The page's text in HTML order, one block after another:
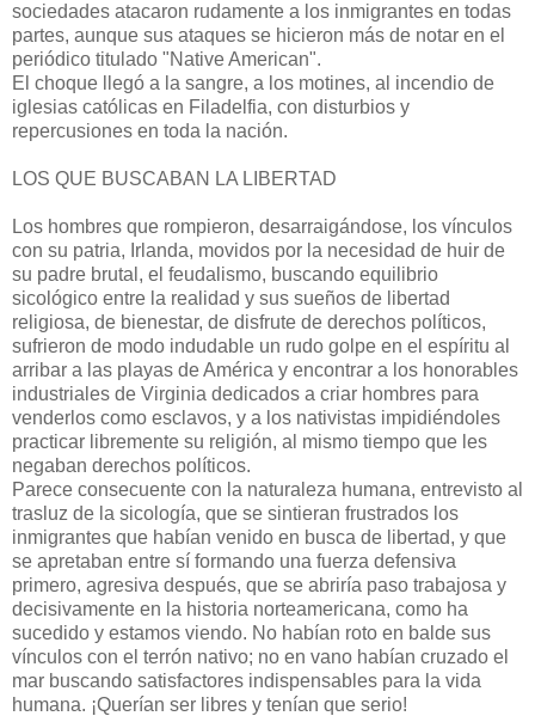
sociedades atacaron rudamente a los inmigrantes en todas
partes, aunque sus ataques se hicieron más de notar en el
periódico titulado "Native American".
El choque llegó a la sangre, a los motines, al incendio de
iglesias católicas en Filadelfia, con disturbios y
repercusiones en toda la nación.
LOS QUE BUSCABAN LA LIBERTAD
Los hombres que rompieron, desarraigándose, los vínculos
con su patria, Irlanda, movidos por la necesidad de huir de
su padre brutal, el feudalismo, buscando equilibrio
sicológico entre la realidad y sus sueños de libertad
religiosa, de bienestar, de disfrute de derechos políticos,
sufrieron de modo indudable un rudo golpe en el espíritu al
arribar a las playas de América y encontrar a los honorables
industriales de Virginia dedicados a criar hombres para
venderlos como esclavos, y a los nativistas impidiéndo­les
practicar libremente su religión, al mismo tiempo que les
negaban derechos políticos.
Parece consecuente con la naturaleza humana, entrevisto al
trasluz de la sicología, que se sintieran frustrados los
inmigrantes que habían venido en busca de libertad, y que
se apretaban entre sí formando una fuerza defensiva
primero, agresiva después, que se abriría paso trabajosa y
decisivamente en la historia norteamericana, como ha
sucedido y estamos viendo. No habían roto en balde sus
vínculos con el terrón nativo; no en vano habían cruzado el
mar buscando satisfactores indispensables para la vida
humana. ¡Querían ser libres y tenían que serio!